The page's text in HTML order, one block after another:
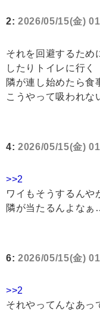
2: 2026/05/15(金)
それを回避するため
したりトイレに行く
隣が連し始めたら食
こうやって吸われな
4: 2026/05/15(金)
>>2
ワイもそうするんや
隣が当たるんよなぁ
6: 2026/05/15(金)
>>2
それやってんなあっ